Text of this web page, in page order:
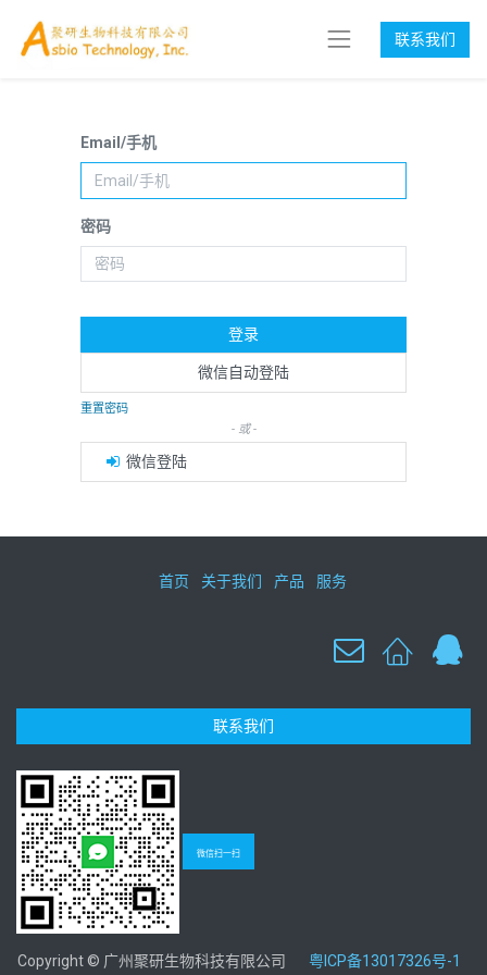
联系我们
Email/手机
密码
登录
微信自动登陆
重置密码
- 或 -
微信登陆
首页 关于我们 产品 服务
联系我们
微信扫一扫
Copyright © 广州聚研生物科技有限公司 粤ICP备13017326号-1